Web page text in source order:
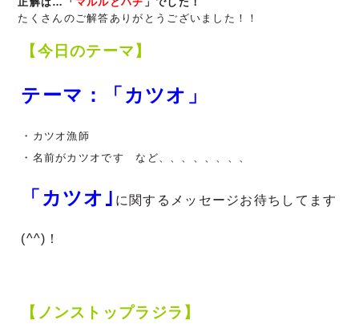
たくさんのご解答ありがとうございました！！
【今日のテーマ】
テーマ：「カツオ」
・カツオ漁師
・名前がカツオです など、、、、、、、、
「カツオ｣ に関する メッセージお待ちしてます
(^^)！
【ノンストップラジラ】